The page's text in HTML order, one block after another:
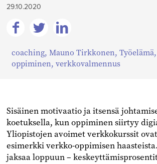
29.10.2020
Facebookissa
Twitterissä
Linkedinissä
coaching, Mauno Tirkkonen, Työelämä,
oppiminen, verkkovalmennus
Sisäinen motivaatio ja itsensä
koetuksella, kun oppiminen siirtyy
Yliopistojen avoimet verkkokurssit
esimerkki verkko-oppimisen
jaksaa loppuun –